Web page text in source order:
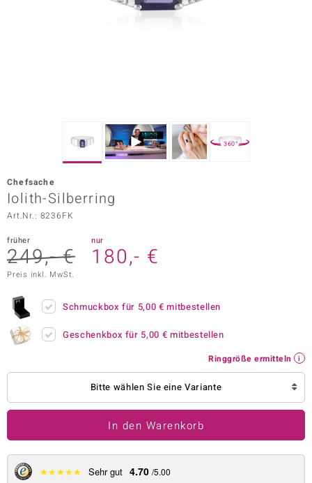
Vogue
Paraíso
Collection
360°
Chefsache
Iolith-Silberring
Art.Nr.: 8236FK
früher
249,- €
nur
180,- €
Preis inkl. MwSt.
Schmuckbox für 5,00 € mitbestellen
Geschenkbox für 5,00 € mitbestellen
Ringgröße ermitteln
Bitte wählen Sie eine Variante
In den Warenkorb
★★★★★ Sehr gut 4.70 /5.00